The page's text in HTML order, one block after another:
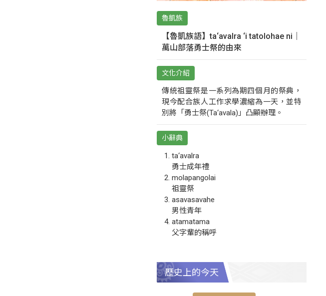
魯凱族
【魯凱族語】ta‘avalra ‘i tatolohae ni｜
萬山部落勇士祭的由來
文化介紹
傳統祖靈祭是一系列為期四個月的祭典，
現今配合族人工作求學濃縮為一天，並特
別將「勇士祭(Ta‘avala)」凸顯辦理。
小辭典
ta‘avalra
勇士成年禮
molapangolai
祖靈祭
asavasavahe
男性青年
atamatama
父字輩的稱呼
歷史上的今天